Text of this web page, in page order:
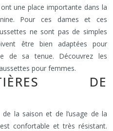
une place importante dans la
Pour ces dames et ces
ne sont pas de simples
être bien adaptées pour
de sa tenue. Découvrez les
pour femmes.
DE
la saison et de l’usage de la
confortable et très résistant.